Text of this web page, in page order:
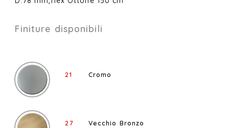
Finiture disponibili
21 Cromo
27 Vecchio Bronzo